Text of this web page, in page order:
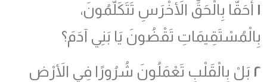
١ أَحَقًّا بِالْحَقِّ الأَخْرَسِ تَتَكَلَّمُونَ،
بِالْمُسْتَقِيمَاتِ تَقْضُونَ يَا بَنِي آدَمَ؟
٢ بَلْ بِالْقَلْبِ تَعْمَلُونَ شُرُورًا فِي الأَرْضِ